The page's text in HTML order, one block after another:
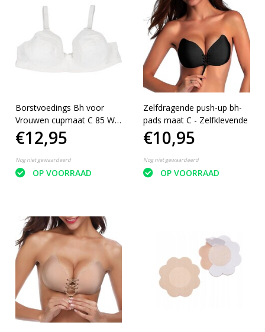
Borstvoedings Bh voor
Vrouwen cupmaat C 85 Wit
| Beugelloze BH | Comfort
Bra | BH Dames |
Comfort Top
€12,95
Nog niet gewaardeerd
OP VOORRAAD
Zelfdragende push-up bh-
pads maat C - Zelfklevende
€10,95
Nog niet gewaardeerd
OP VOORRAAD